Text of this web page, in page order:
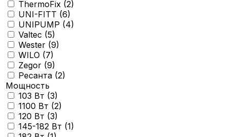
ThermoFix (2)
UNI-FITT (6)
UNIPUMP (4)
Valtec (5)
Wester (9)
WILO (7)
Zegor (9)
Ресанта (2)
Мощность
103 Вт (3)
1100 Вт (2)
120 Вт (3)
145-182 Вт (1)